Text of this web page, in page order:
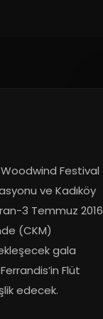
Festival
ve Kadıköy
3 Temmuz 2016
(CKM)
gala
Flüt
edecek.